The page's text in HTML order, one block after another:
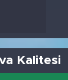
Kalitesi